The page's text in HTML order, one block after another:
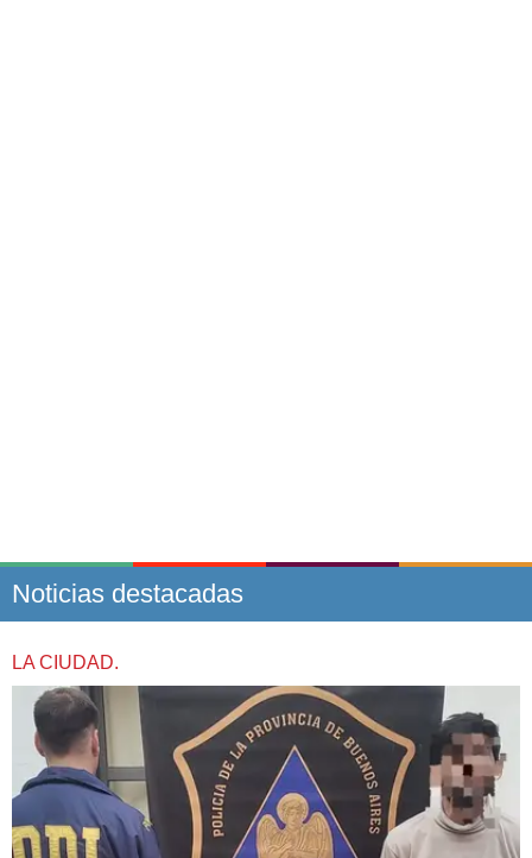
Noticias destacadas
LA CIUDAD.